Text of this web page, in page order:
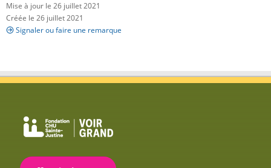
Mise à jour le 26 juillet 2021
Créée le 26 juillet 2021
Signaler ou faire une remarque